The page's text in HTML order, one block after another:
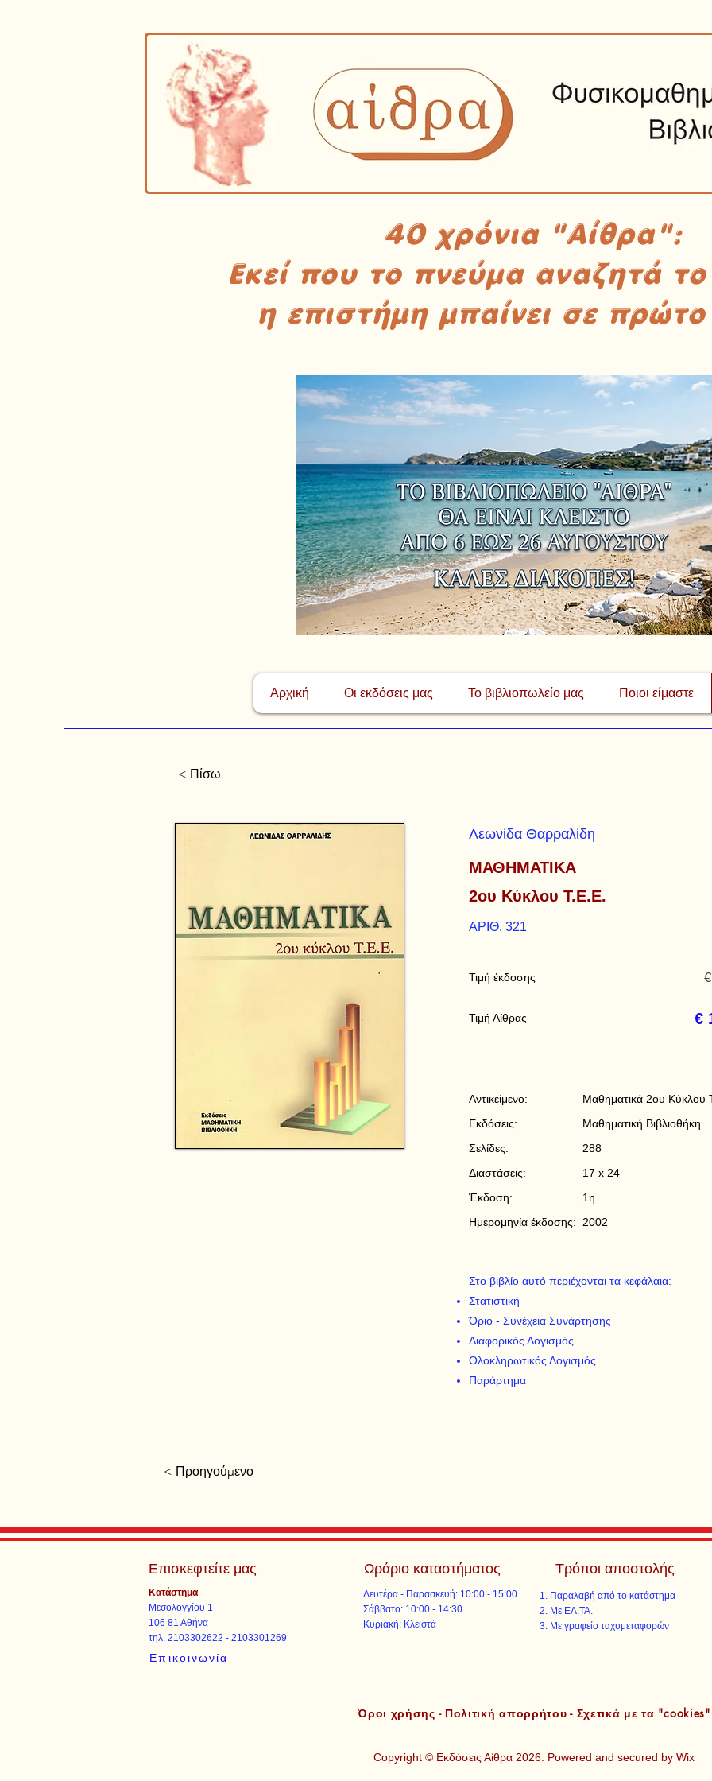
40 χρόνια "Αίθρα":
Εκεί που το πνεύμα αναζητά
η επιστήμη μπαίνει σε
Αρχική Οι εκδόσεις μας Το βιβλιοπωλείο μας Ποιοι είμαστε
< Πίσω
Λεωνίδα Θαρραλίδη
ΜΑΘΗΜΑΤΙΚΑ
2ου Κύκλου Τ.Ε.Ε.
ΑΡΙΘ. 321
Τιμή έκδοσης
Τιμή Αίθρας €
Αντικείμενο:
Μαθηματικά 2ου Κύκλου
Εκδόσεις:
Μαθηματική Βιβλιοθήκη
Σελίδες:
288
Διαστάσεις:
17 x 24
Έκδοση:
1η
Ημερομηνία έκδοσης:
2002
Στο βιβλίο αυτό περιέχονται τα κεφάλαια:
Στατιστική
Όριο - Συνέχεια Συνάρτησης
Διαφορικός Λογισμός
Ολοκληρωτικός Λογισμός
Παράρτημα
< Προηγούμενο
Επισκεφτείτε μας
Κατάστημα
Μεσολογγίου 1
106 81 Αθήνα
τηλ. 2103302622 - 2103301269
Επικοινωνία
Ωράριο καταστήματος
Δευτέρα - Παρασκευή: 10:00 - 15:00
​​Σάββατο: 10:00 - 14:30
​Κυριακή: Κλειστά
Τρόποι αποστολής
Παραλαβή από το κατάστημα
Με ΕΛ.ΤΑ.​​
Με γραφείο ταχυμεταφορών​
Όροι χρήσης - Πολιτική απορρήτου - Σχετικά με τα "cookies"
Copyright © Εκδόσεις Αίθρα 2026. Powered and secured by Wix